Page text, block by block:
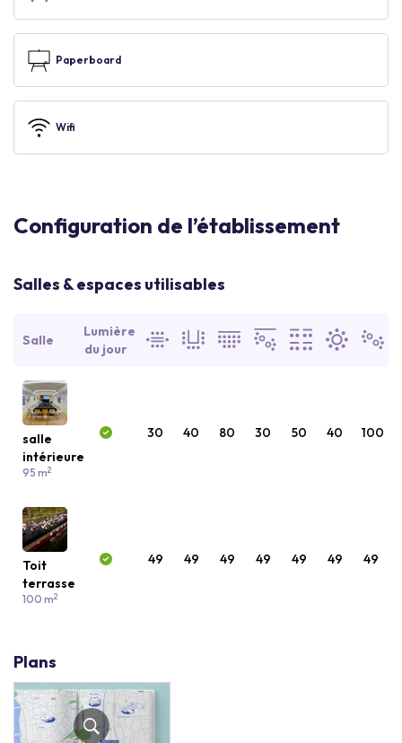
Paperboard
Wifi
Configuration de l’établissement
Salles & espaces utilisables
Salle
Lumière
du jour
salle
intérieure
95 m2
30 40 80 30 50 40 100
Toit
terrasse
100 m2
49 49 49 49 49 49 49
Plans